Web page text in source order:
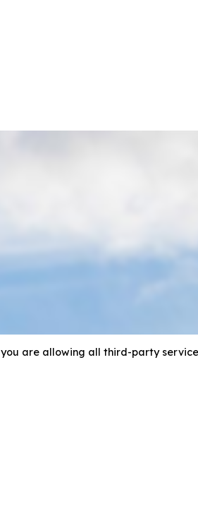
you are allowing all third-party